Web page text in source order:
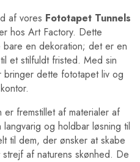
af vores Fototapet Tunnels
hos Art Factory. Dette
en dekoration; det er en
et stilfuldt fristed. Med sin
dette fototapet liv og
fremstillet af materialer af
og holdbar løsning til
til dem, der ønsker at skabe
af naturens skønhed. De